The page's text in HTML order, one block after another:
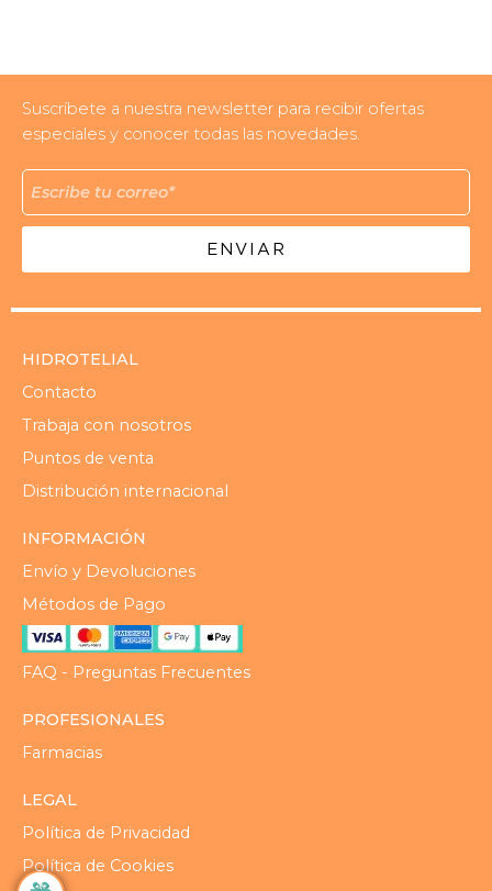
Suscríbete a nuestra newsletter para recibir ofertas
especiales y conocer todas las novedades.
ENVIAR
HIDROTELIAL
Contacto
Trabaja con nosotros
Puntos de venta
Distribución internacional
INFORMACIÓN
Envío y Devoluciones
Métodos de Pago
FAQ - Preguntas Frecuentes
PROFESIONALES
Farmacias
LEGAL
Política de Privacidad
Política de Cookies